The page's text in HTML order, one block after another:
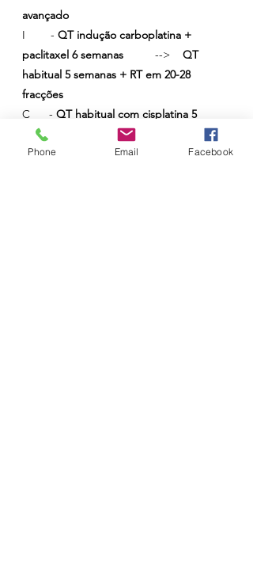
avançado
I        - QT indução carboplatina +
  -->
QT
habitual 5 semanas + RT em 20-28
fracções
C      - QT habitual com cisplatina 5
semanas + RT em 20-28 fracções
O 1º »
sobrevida geral aos 5
Phone Email Facebook